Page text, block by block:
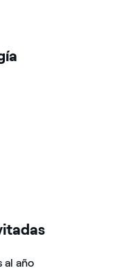
al año